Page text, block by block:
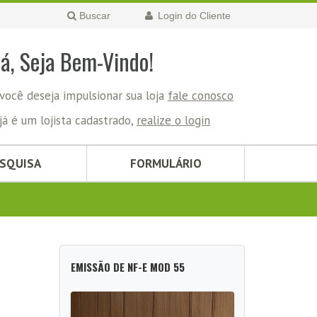
Buscar Login do Cliente
Seja Bem-Vindo!
deseja impulsionar sua loja fale conosco
é um lojista cadastrado, realize o login
FORMULÁRIO
EMISSÃO DE NF-E MOD 55